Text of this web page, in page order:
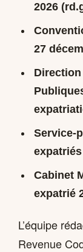
2026
27
Service-
Cabinet
expatrié
L’équipe
Revenue